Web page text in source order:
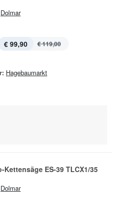
Dolmar
€ 99,90 € 119,00
Hagebaumarkt
Kettensäge ES-39 TLCX1/35
Dolmar